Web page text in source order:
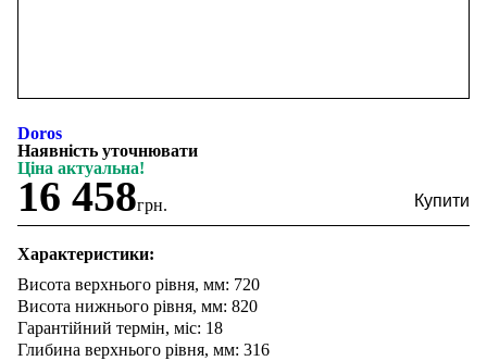
Doros
Наявність уточнювати
Ціна актуальна!
16 458грн.
Характеристики:
Висота верхнього рівня, мм: 720
Висота нижнього рівня, мм: 820
Гарантійний термін, міс: 18
Глибина верхнього рівня, мм: 316